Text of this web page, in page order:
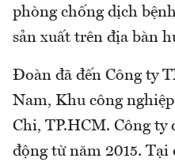
phòng chống dịch
sản xuất trên địa bàn
Đoàn đã đến Công ty
Nam, Khu công
Chi, TP.HCM. Công
động từ năm 2015. Tại